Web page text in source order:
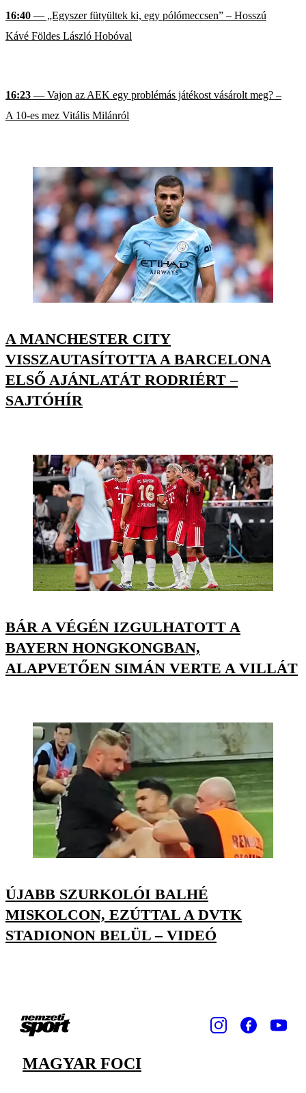
16:40 — „Egyszer fütyültek ki, egy pólómeccsen” – Hosszú
Kávé Földes László Hobóval
16:23 — Vajon az AEK egy problémás játékost vásárolt meg? –
A 10-es mez Vitális Milánról
A MANCHESTER CITY
VISSZAUTASÍTOTTA A BARCELONA
ELSŐ AJÁNLATÁT RODRIÉRT –
SAJTÓHÍR
BÁR A VÉGÉN IZGULHATOTT A
BAYERN HONGKONGBAN,
ALAPVETŐEN SIMÁN VERTE A VILLÁT
ÚJABB SZURKOLÓI BALHÉ
MISKOLCON, EZÚTTAL A DVTK
STADIONON BELÜL – VIDEÓ
MAGYAR FOCI